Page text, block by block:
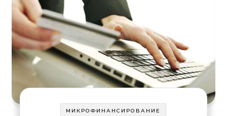
МИКРОФИНАНСИРОВАНИЕ